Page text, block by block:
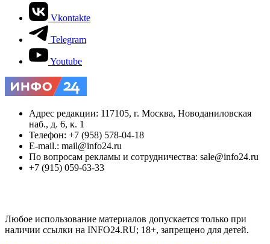
Vkontakte
Telegram
Youtube
Адрес редакции: 117105, г. Москва, Новоданиловская
наб., д. 6, к. 1
Телефон: +7 (958) 578-04-18
E-mail.: mail@info24.ru
По вопросам рекламы и сотрудничества: sale@info24.ru
+7 (915) 059-63-33
Любое использование материалов допускается только при
наличии ссылки на INFO24.RU; 18+, запрещено для детей.